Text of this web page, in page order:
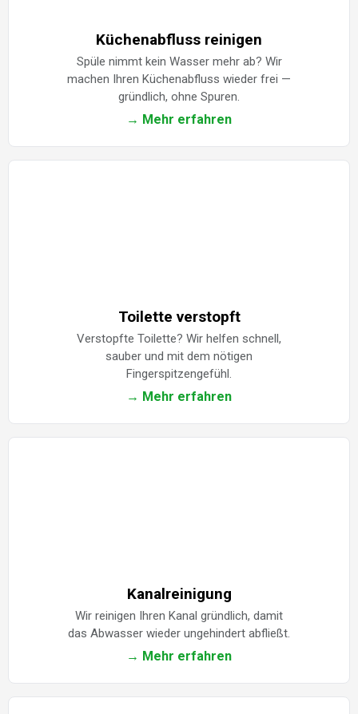
Küchenabfluss reinigen
Spüle nimmt kein Wasser mehr ab? Wir
machen Ihren Küchenabfluss wieder frei —
gründlich, ohne Spuren.
→ Mehr erfahren
Toilette verstopft
Verstopfte Toilette? Wir helfen schnell,
sauber und mit dem nötigen
Fingerspitzengefühl.
→ Mehr erfahren
Kanalreinigung
Wir reinigen Ihren Kanal gründlich, damit
das Abwasser wieder ungehindert abfließt.
→ Mehr erfahren